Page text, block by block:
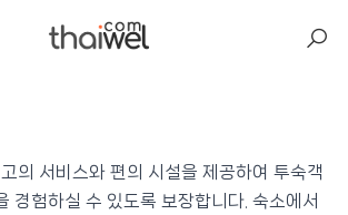
⭐ 8.7
의 서비스와 편의 시설을 제공하여 투숙객
경험하실 수 있도록 보장합니다. 숙소에서